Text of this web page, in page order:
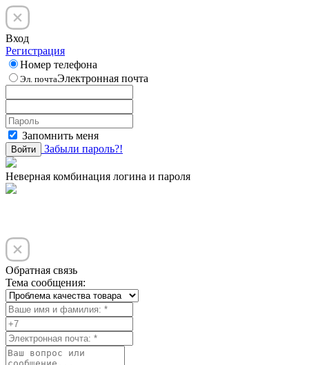
Вход
Регистрация
Номер телефона
Эл. почтаЭлектронная почта
Запомнить меня
Войти Забыли пароль?!
Неверная комбинация логина и пароля
Обратная связь
Тема сообщения: